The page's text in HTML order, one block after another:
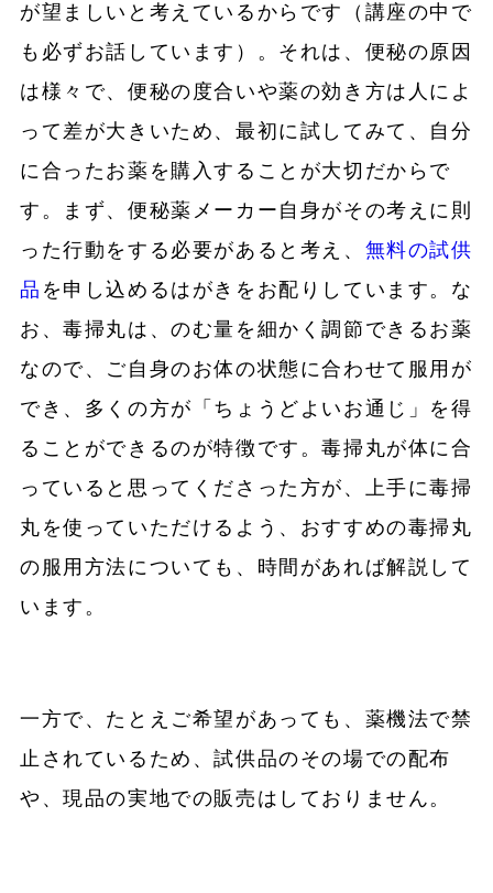
が望ましいと考えているからです（講座の中で
も必ずお話しています）。それは、便秘の原因
は様々で、便秘の度合いや薬の効き方は人によ
って差が大きいため、最初に試してみて、自分
に合ったお薬を購入することが大切だからで
す。まず、便秘薬メーカー自身がその考えに則
った行動をする必要があると考え、 無料の試供
品 を申し込めるはがきをお配りしています。な
お、毒掃丸は、のむ量を細かく調節できるお薬
なので、ご自身のお体の状態に合わせて服用が
でき、多くの方が「ちょうどよいお通じ」を得
ることができるのが特徴です。毒掃丸が体に合
っていると思ってくださった方が、上手に毒掃
丸を使っていただけるよう、おすすめの毒掃丸
の服用方法についても、時間があれば解説して
います。
一方で、たとえご希望があっても、薬機法で禁
止されているため、試供品のその場での配布
や、現品の実地での販売はしておりません。